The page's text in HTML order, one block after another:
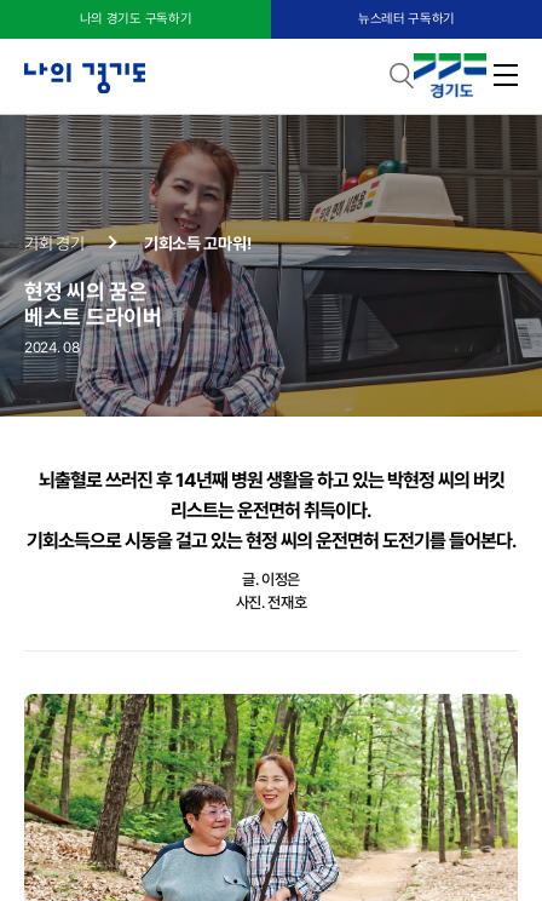
나의 경기도 구독하기 뉴스레터 구독하기
기회 경기 기회소득 고마워!
현정 씨의 꿈은
베스트 드라이버
2024. 08
뇌출혈로 쓰러진 후 14년째 병원 생활을 하고 있는박현정 씨의 버킷
리스트는 운전면허 취득이다.
기회소득으로 시동을 걸고 있는 현정 씨의 운전면허 도전기를 들어본다.
글. 이정은
사진. 전재호